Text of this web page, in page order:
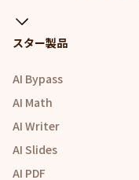
スター製品
AI Bypass
AI Math
AI Writer
AI Slides
AI PDF